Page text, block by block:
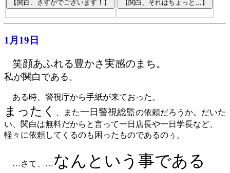
1月19日
笑顔あふれる豊かさ実感のまち。
私が関白である 。
ある時、警視庁から手紙が来ておった。
まったく 、また一日警視総監の依頼だろうか。だいた
い、関白は無料だからと言って一日店長や一日学長など、
軽々に依頼してくるのも困ったものであるのぅ。
…さて、…なんという事である